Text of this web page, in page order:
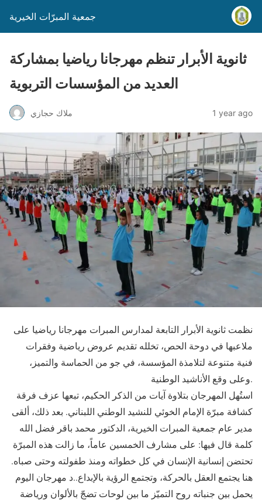
جمعية المبرّات الخيرية
ثانوية الأبرار تنظم مهرجانا رياضيا بمشاركة
العديد من المؤسسات التربوية
ملاك حجازي 1 year ago
نظمت ثانوية الأبرار التابعة لمدارس المبرات مهرجانا رياضيا على
ملاعبها في دوحة الحص، تخلله تقديم عروض رياضية وفقرات
فنية متنوعة لتلامذة المؤسسة، في جو من الحماسة والتميز،
وعلى وقع الأناشيد الوطنية.
استُهل المهرجان بتلاوة آيات من الذكر الحكيم، تبعها عزف فرقة
كشافة مبرّة الإمام الخوئي للنشيد الوطني اللبناني. بعد ذلك، ألقى
مدير عام جمعية المبرات الخيرية، الدكتور محمد باقر فضل الله
كلمة قال فيها: على مشارف الخمسين عاماً، ما زالت هذه المبرّة
تحتضن إنسانية الإنسان في كل خطواته ومنذ طفولته وحتى صباه.
هنا يجتمع العقل بالحركة، وتجتمع الرؤية بالإبداع..د مهرجان اليوم
يحمل بين جنباته روح التميّز ما بين لوحات تضجّ بالألوان ورياضة